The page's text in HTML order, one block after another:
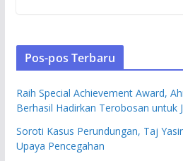
Pos-pos Terbaru
Raih Special Achievement Award,
Berhasil Hadirkan Terobosan untuk
Soroti Kasus Perundungan, Taj
Upaya Pencegahan